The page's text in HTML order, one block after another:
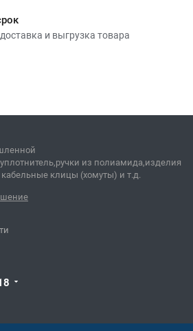
и выгрузка товара
из полиамида,изделия
клицы (хомуты) и т.д.